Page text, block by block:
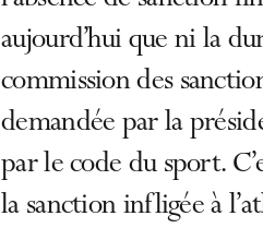
aujourd’hui que ni la
commission des
demandée par la
par le code du sport.
la sanction infligée à